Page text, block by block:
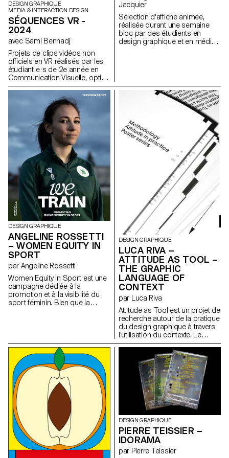
DESIGN GRAPHIQUE
MEDIA & INTERACTION DESIGN
SÉQUENCES VR -
2024
avec Sami Benhadj
Projets de clips vidéos non
officiels en VR réalisés par les
étudiant·e·s de 2e année en
Communication Visuelle, option
Design Graphique et Media &
Interaction Design. Réparti·e·s
en groupes, les étudiant·e·s
avaient toute liberté pour
expérimenter et développer une
approche créative, exploratoire
et originale, mêlant narration et
univers visuels. Inspiré·e·s par
des morceaux musicaux
choisis, ils et elles ont imaginé
des mises en scène
immersives où son et image
dialoguent pour donner vie à
des expériences sensorielles
uniques. Ces projets ont été
réalisés dans le cadre du cours
supervisé par Sami Benhadj.
Jacquier
Sélection d'affiche animée,
réalisée durant une semaine
bloc par des étudients en
design graphique et en média
DESIGN GRAPHIQUE
ANGELINE ROSSETTI
– WOMEN EQUITY IN
SPORT
par Angeline Rossetti
Women Equity in Sport est une
campagne dédiée à la
promotion et à la visibilité du
sport féminin. Bien que la
Ce projet vise à combler ce
manque de visibilité en créant
des journaux spécialisés pour
chaque discipline. Distribués
lors d'événements sportifs, ils
fourniront des informations sur
les enjeux actuels du sport
féminin, basés sur des faits
concrets et des slogans
inspirants pour sensibiliser et
encourager une prise de
conscience. En plus, des
reportages vidéo offriront une
perspective dynamique,
DESIGN GRAPHIQUE
LUCA RIVA –
ATTITUDE AS TOOL –
THE GRAPHIC
LANGUAGE OF
CONTEXT
par Luca Riva
Attitude as Tool est un projet de
recherche autour de la pratique
du design graphique à travers
l'utilisation du contexte. Le
projet prend la forme d'un livre
qui propose une méthode de
travail invitant les designers à
travailler dans des contextes
non conventionnels, à les
intégrer dans leur pratique
professionnelle et à utiliser ces
contextes pour développer des
outils, des idées et des
processus. Dérivé d'une
manière d'observer le monde
liée au concept de "Adhocisme"
et encourageant
l'autoproduction, des
DESIGN GRAPHIQUE
PIERRE TEISSIER –
IDORAMA
par Pierre Teissier